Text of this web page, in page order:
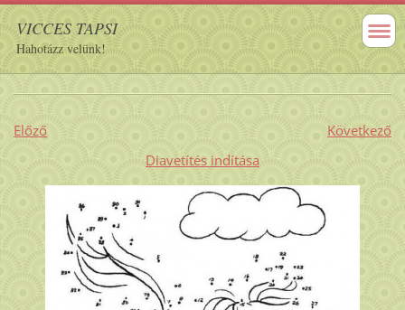
VICCES TAPSI
Hahotázz velünk!
Előző
Következő
Diavetítés indítása